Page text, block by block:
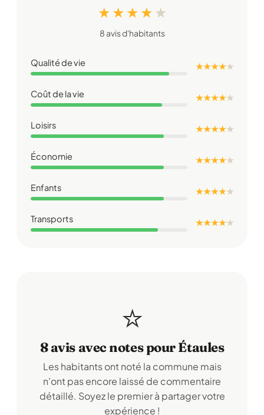
★ ★ ★ ★ ★
8 avis d'habitants
Qualité de vie ★ ★ ★ ★★
Coût de la vie ★ ★ ★ ★★
Loisirs ★ ★ ★ ★★
Économie ★ ★ ★ ★★
Enfants ★ ★ ★ ★★
Transports ★ ★ ★ ★★
⭐
8 avis avec notes pour Étaules
Les habitants ont noté la commune mais
n'ont pas encore laissé de commentaire
détaillé. Soyez le premier à partager votre
expérience !